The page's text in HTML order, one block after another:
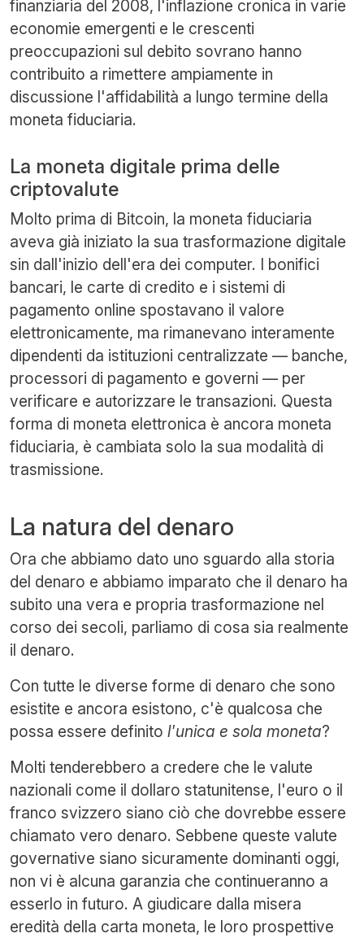
finanziaria del 2008, l'inflazione cronica in varie
economie emergenti e le crescenti
preoccupazioni sul debito sovrano hanno
contribuito a rimettere ampiamente in
discussione l'affidabilità a lungo termine della
moneta fiduciaria.
La moneta digitale prima delle
criptovalute
Molto prima di Bitcoin, la moneta fiduciaria
aveva già iniziato la sua trasformazione digitale
sin dall'inizio dell'era dei computer. I bonifici
bancari, le carte di credito e i sistemi di
pagamento online spostavano il valore
elettronicamente, ma rimanevano interamente
dipendenti da istituzioni centralizzate — banche,
processori di pagamento e governi — per
verificare e autorizzare le transazioni. Questa
forma di moneta elettronica è ancora moneta
fiduciaria, è cambiata solo la sua modalità di
trasmissione.
La natura del denaro
Ora che abbiamo dato uno sguardo alla storia
del denaro e abbiamo imparato che il denaro ha
subito una vera e propria trasformazione nel
corso dei secoli, parliamo di cosa sia realmente
il denaro.
Con tutte le diverse forme di denaro che sono
esistite e ancora esistono, c'è qualcosa che
possa essere definito l'unica e sola moneta?
Molti tenderebbero a credere che le valute
nazionali come il dollaro statunitense, l'euro o il
franco svizzero siano ciò che dovrebbe essere
chiamato vero denaro. Sebbene queste valute
governative siano sicuramente dominanti oggi,
non vi è alcuna garanzia che continueranno a
esserlo in futuro. A giudicare dalla misera
eredità della carta moneta, le loro prospettive